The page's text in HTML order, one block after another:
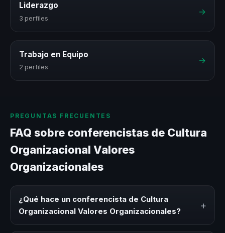
Liderazgo
3 perfiles
→
Trabajo en Equipo
2 perfiles
→
PREGUNTAS FRECUENTES
FAQ sobre conferencistas de Cultura
Organizacional Valores
Organizacionales
¿Qué hace un conferencista de Cultura
Organizacional Valores Organizacionales?
+